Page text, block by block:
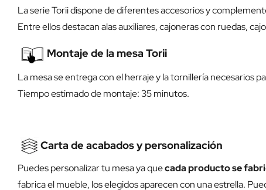
La serie Torii dispone de diferentes accesorios y
Entre ellos destacan alas auxiliares, cajoneras con ruedas,
Montaje de la mesa Torii
La mesa se entrega con el herraje y la tornillería necesarios
Tiempo estimado de montaje: 35 minutos.
Carta de acabados y personalización
Puedes personalizar tu mesa ya quecada producto se
fabrica el mueble, los elegidos aparecen con una estrella.